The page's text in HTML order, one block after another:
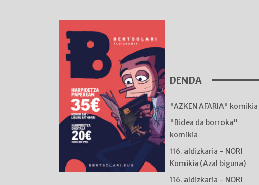
DENDA
"AZKEN AFARIA" komikia
"Bidea da borroka"
komikia
116. aldizkaria - NORI
Komikia (Azal biguna)
116. aldizkaria - NORI